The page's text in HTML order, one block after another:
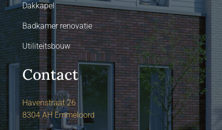
Dakkapel
Badkamer renovatie
Utiliteitsbouw
Contact
Havenstraat 26
8304 AH Emmeloord